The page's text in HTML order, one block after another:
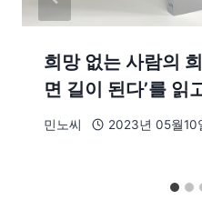
희망 없는 사람의
면 길이 된다’를 읽
민노씨 2023년 05월10